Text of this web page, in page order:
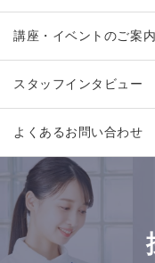
講座・イベントのご案内
スタッフインタビュー
よくあるお問い合わせ